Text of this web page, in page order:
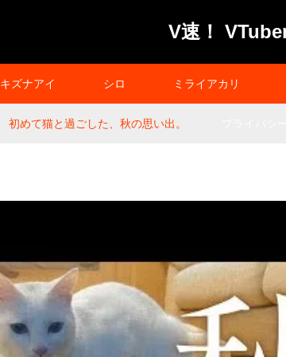
V速！
キズナアイ シロ ミライアカリ
初めて猫と過ごした、秋の思い出。